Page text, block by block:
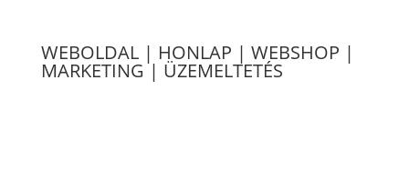
WEBOLDAL | HONLAP | WEBSHOP |
MARKETING| ÜZEMELTETÉS